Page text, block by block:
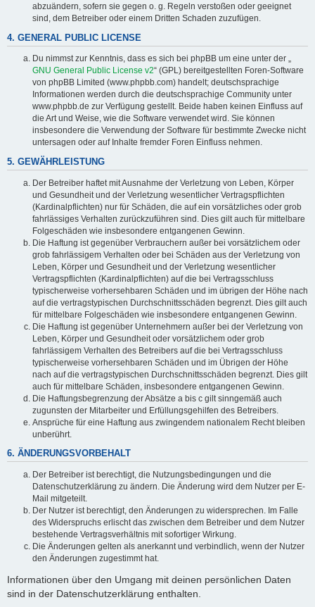
abzuändern, sofern sie gegen o. g. Regeln verstoßen oder geeignet
sind, dem Betreiber oder einem Dritten Schaden zuzufügen.
4. GENERAL PUBLIC LICENSE
Du nimmst zur Kenntnis, dass es sich bei phpBB um eine unter der „
GNU General Public License v2“ (GPL) bereitgestellten Foren-Software
von phpBB Limited (www.phpbb.com) handelt; deutschsprachige
Informationen werden durch die deutschsprachige Community unter
www.phpbb.de zur Verfügung gestellt. Beide haben keinen Einfluss auf
die Art und Weise, wie die Software verwendet wird. Sie können
insbesondere die Verwendung der Software für bestimmte Zwecke nicht
untersagen oder auf Inhalte fremder Foren Einfluss nehmen.
5. GEWÄHRLEISTUNG
Der Betreiber haftet mit Ausnahme der Verletzung von Leben, Körper
und Gesundheit und der Verletzung wesentlicher Vertragspflichten
(Kardinalpflichten) nur für Schäden, die auf ein vorsätzliches oder grob
fahrlässiges Verhalten zurückzuführen sind. Dies gilt auch für mittelbare
Folgeschäden wie insbesondere entgangenen Gewinn.
Die Haftung ist gegenüber Verbrauchern außer bei vorsätzlichem oder
grob fahrlässigem Verhalten oder bei Schäden aus der Verletzung von
Leben, Körper und Gesundheit und der Verletzung wesentlicher
Vertragspflichten (Kardinalpflichten) auf die bei Vertragsschluss
typischerweise vorhersehbaren Schäden und im übrigen der Höhe nach
auf die vertragstypischen Durchschnittsschäden begrenzt. Dies gilt auch
für mittelbare Folgeschäden wie insbesondere entgangenen Gewinn.
Die Haftung ist gegenüber Unternehmern außer bei der Verletzung von
Leben, Körper und Gesundheit oder vorsätzlichem oder grob
fahrlässigem Verhalten des Betreibers auf die bei Vertragsschluss
typischerweise vorhersehbaren Schäden und im Übrigen der Höhe
nach auf die vertragstypischen Durchschnittsschäden begrenzt. Dies gilt
auch für mittelbare Schäden, insbesondere entgangenen Gewinn.
Die Haftungsbegrenzung der Absätze a bis c gilt sinngemäß auch
zugunsten der Mitarbeiter und Erfüllungsgehilfen des Betreibers.
Ansprüche für eine Haftung aus zwingendem nationalem Recht bleiben
unberührt.
6. ÄNDERUNGSVORBEHALT
Der Betreiber ist berechtigt, die Nutzungsbedingungen und die
Datenschutzerklärung zu ändern. Die Änderung wird dem Nutzer per E-
Mail mitgeteilt.
Der Nutzer ist berechtigt, den Änderungen zu widersprechen. Im Falle
des Widerspruchs erlischt das zwischen dem Betreiber und dem Nutzer
bestehende Vertragsverhältnis mit sofortiger Wirkung.
Die Änderungen gelten als anerkannt und verbindlich, wenn der Nutzer
den Änderungen zugestimmt hat.
Informationen über den Umgang mit deinen persönlichen Daten
sind in der Datenschutzerklärung enthalten.